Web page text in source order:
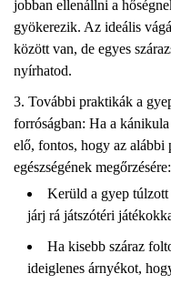
jobban ellenállni a
gyökerezik. Az ideális
között van, de egyes
nyírhatod.
További praktikák a
forróságban: Ha a kánikula
elő, fontos, hogy az alábbi
egészségének megőrzésére:
Kerüld a gyep túlzott
járj rá játszótéri
Ha kisebb száraz
ideiglenes árnyékot,